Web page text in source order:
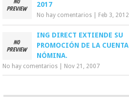
2017
No hay comentarios Feb 3, 2012
ING DIRECT EXTIENDE SU
PROMOCIÓN DE LA CUENTA
NÓMINA.
No hay comentarios Nov 21, 2007